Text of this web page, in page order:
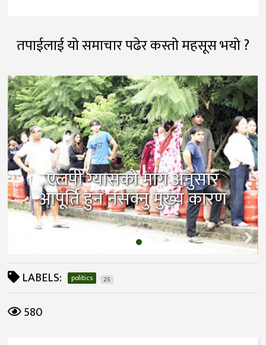
तपाईलाई यो समाचार पढेर कस्तो महसूस भयो ?
एलपी ग्यासको माग अनुसार
आपूर्ति हुन नसक्नु मुख्य कारण
LABELS: politics 25
580